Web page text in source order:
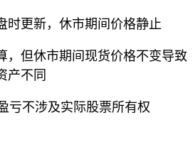
时更新，休市期间价格静止
，但休市期间现货价格不变导致
产不同
亏不涉及实际股票所有权